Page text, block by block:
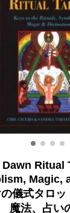
Dawn Ritual
儀式タロッ
魔法、占い